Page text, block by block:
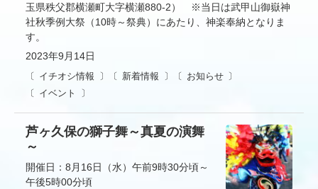
2023年9月14日
イチオシ情報 新着情報
お知らせ
イベント
玉県秩父郡横瀬町大字横瀬880-2） ※当日は武甲山御嶽神
社秋季例大祭（10時～祭典）にあたり、神楽奉納となりま
す。
芦ヶ久保の獅子舞～真夏の演舞
～
開催日：8月16日（水）午前9時30分頃～
午後5時00分頃